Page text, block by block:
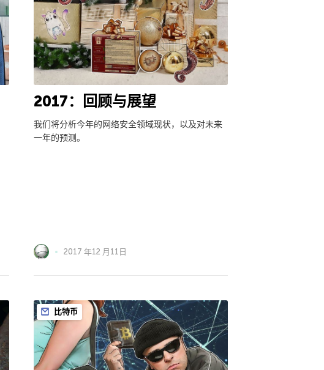
2017：回顾与展望
我们将分析今年的网络安全领域现状，以及对未来
一年的预测。
2017 年12 月11日
比特币